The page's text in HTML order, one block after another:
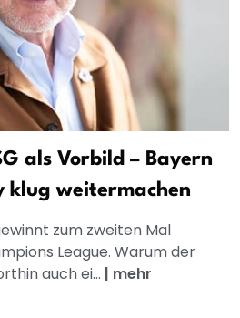
als Vorbild – Bayern
klug weitermachen
zum zweiten Mal
League. Warum der
auch ei... | mehr